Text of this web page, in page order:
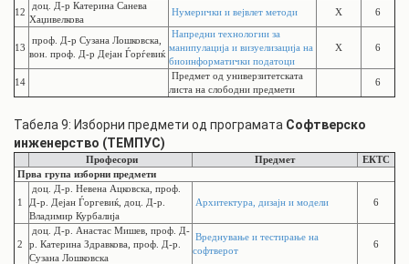
12
доц. Д-р Катерина Санева
Хаџивелкова
Нумерички и вејвлет методи X 6
13
проф. Д-р Сузана Лошковска,
вон. проф. Д-р Дејан Ѓорѓевиќ
Напредни технологии за
манипулација и визуелизација на
биоинформатички податоци
X 6
14
Предмет од универзитетската
листа на слободни предмети
6
Табела 9: Изборни предмети од програмата Софтверско
инженерство (ТЕМПУС)
Професори Предмет
ЕКТС
Прва група изборни предмети
1
доц. Д-р. Невена Ацковска, проф.
Д-р. Дејан Ѓоргевиќ, доц. Д-р.
Владимир Курбалија
Архитектура, дизајн и модели 6
2
доц. Д-р. Анастас Мишев, проф. Д-
р. Катерина Здравкова, проф. Д-р.
Сузана Лошковска
Вреднување и тестирање на
софтверот
6